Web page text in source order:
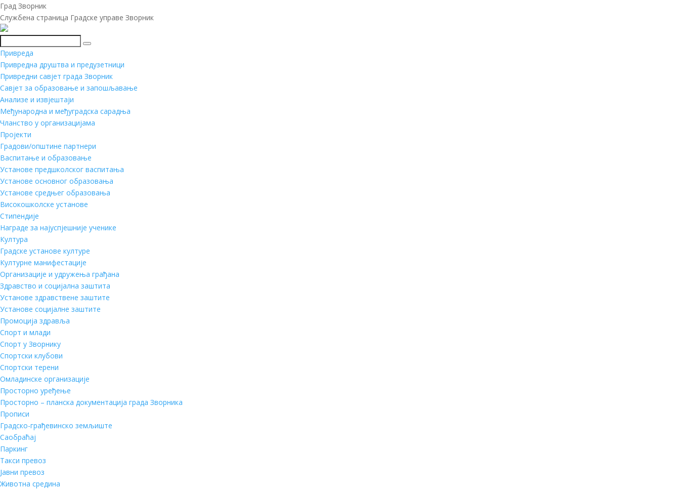
Град Зворник
Службена страница Градске управе Зворник
Претражи
Привреда
Привредна друштва и предузетници
Привредни савјет града Зворник
Савјет за образовање и запошљавање
Анализе и извјештаји
Међународна и међуградска сарадња
Чланство у организацијама
Пројекти
Градови/општине партнери
Васпитање и образовање
Установе предшколског васпитања
Установе основног образовања
Установе средњег образовања
Високошколске установе
Стипендије
Награде за најуспјешније ученике
Култура
Градске установе културе
Културне манифестације
Организације и удружења грађана
Здравство и социјална заштита
Установе здравствене заштите
Установе социјалне заштите
Промоција здравља
Спорт и млади
Спорт у Зворнику
Спортски клубови
Спортски терени
Омладинске организације
Просторно уређење
Просторно – планска документација града Зворника
Прописи
Градско-грађевинско земљиште
Саобраћај
Паркинг
Такси превоз
Јавни превоз
Животна средина